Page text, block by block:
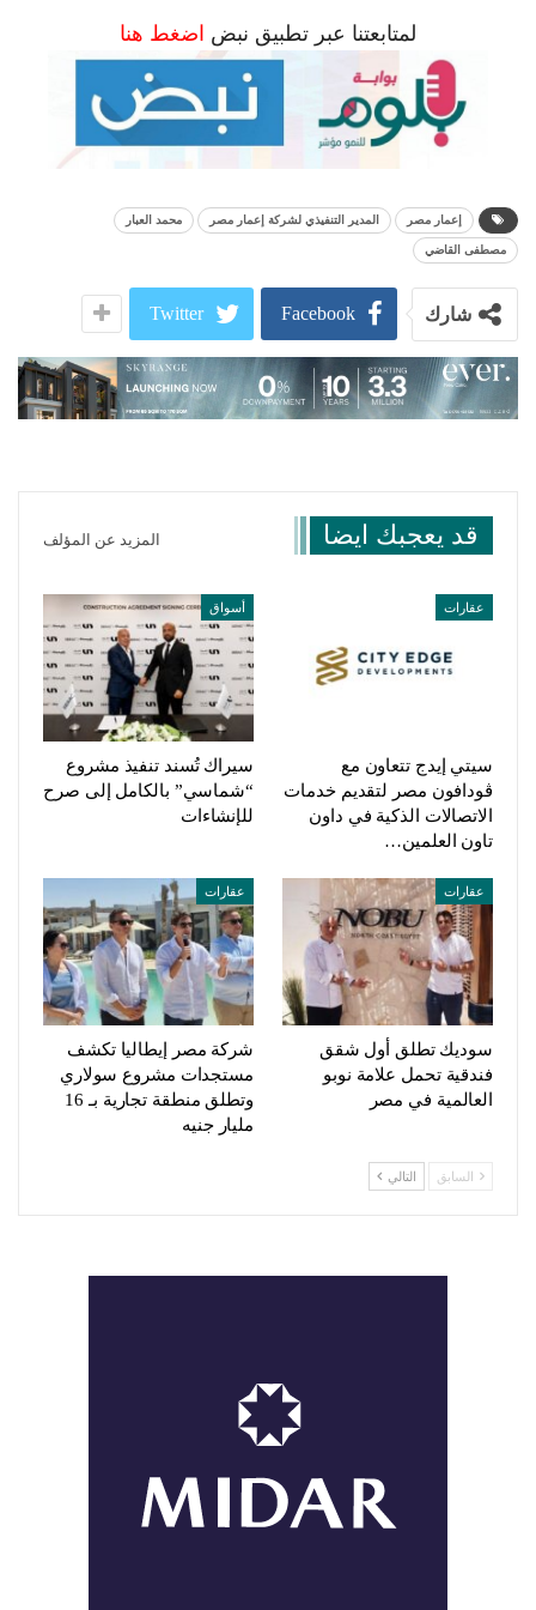
لمتابعتنا عبر تطبيق نبض اضغط هنا
إعمار مصر المدير التنفيذي لشركة إعمار مصر محمد العبار
مصطفى القاضي
شارك Facebook
Twitter
قد يعجبك ايضا المزيد عن المؤلف
عقارات
سيتي إيدج تتعاون مع
ڤودافون مصر لتقديم خدمات
الاتصالات الذكية في داون
تاون العلمين…
أسواق
سيراك تُسند تنفيذ مشروع
“شماسي” بالكامل إلى صرح
للإنشاءات
عقارات
سوديك تطلق أول شقق
فندقية تحمل علامة نوبو
العالمية في مصر
عقارات
شركة مصر إيطاليا تكشف
مستجدات مشروع سولاري
وتطلق منطقة تجارية بـ 16
مليار جنيه
السابق التالي